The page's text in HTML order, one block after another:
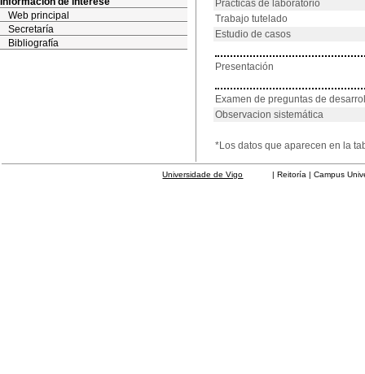
Web principal
Secretaría
Bibliografía
Prácticas de laboratorio
Trabajo tutelado
Estudio de casos
Presentación
Examen de preguntas de
Observacion sistemática
*Los datos que aparecen en la
Universidade de Vigo | Reitoría | Campus